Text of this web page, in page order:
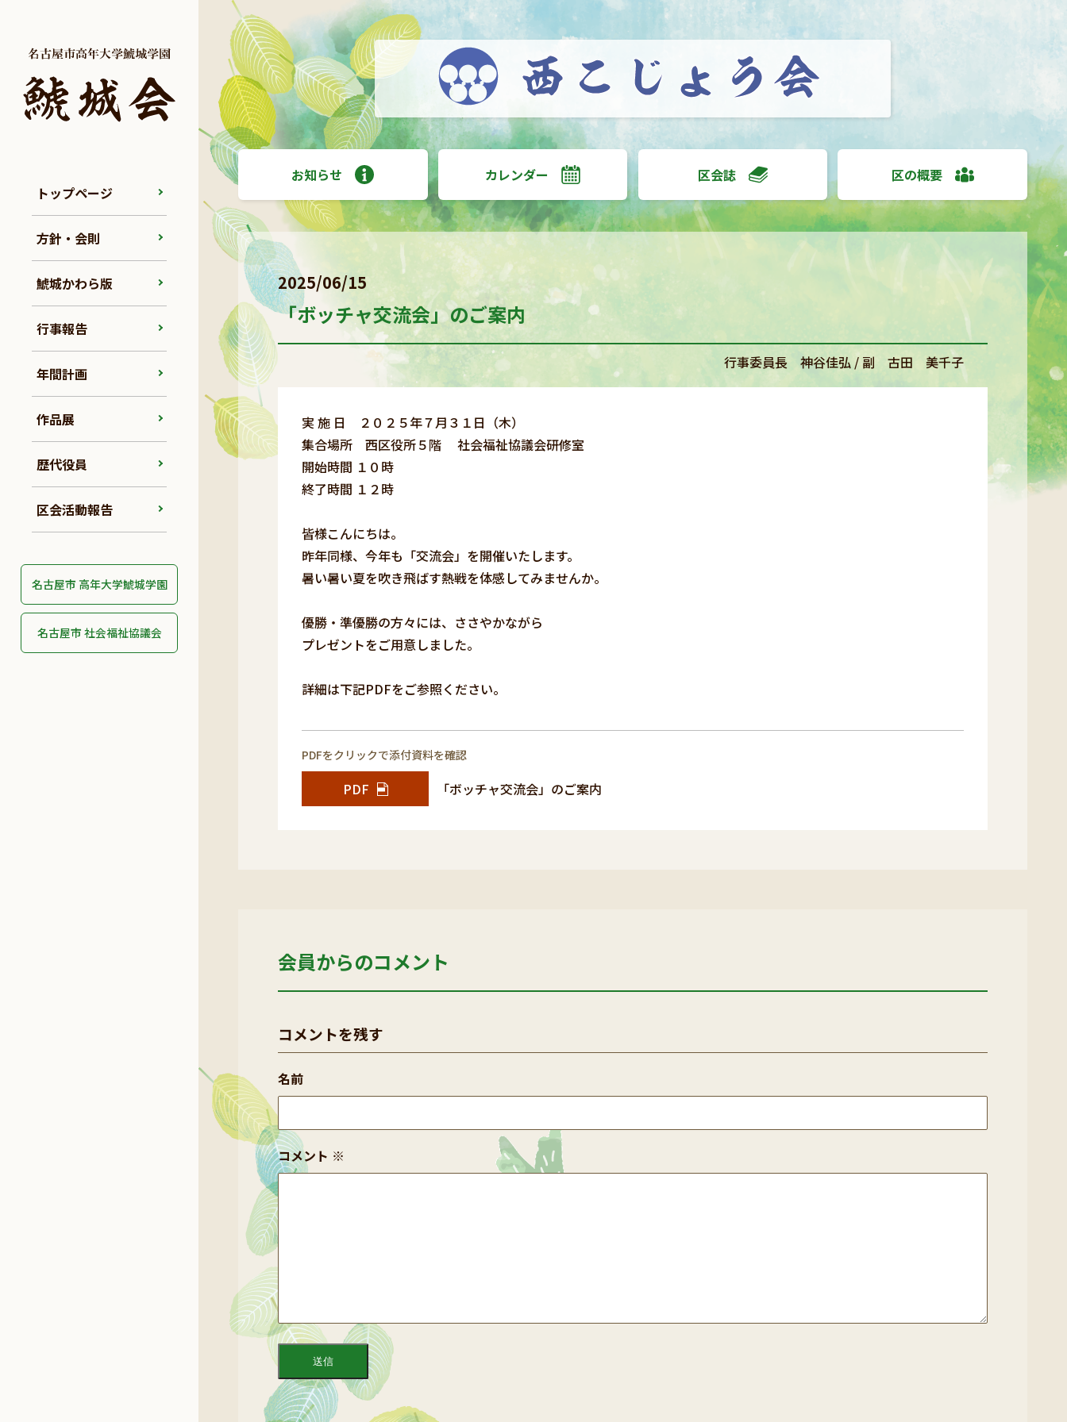
トップページ
方針・会則
鯱城かわら版
行事報告
年間計画
作品展
歴代役員
区会活動報告
名古屋市 高年大学鯱城学園
名古屋市 社会福祉協議会
お知らせ カレンダー 区会誌 区の概要
2025/06/15
「ボッチャ交流会」のご案内
行事委員長 神谷佳弘 / 副 古田 美千子
実 施 日 ２０２５年７月３１日（木）
集合場所 西区役所５階 社会福祉協議会研修室
開始時間 １０時
終了時間 １２時
皆様こんにちは。
昨年同様、今年も「交流会」を開催いたします。
暑い暑い夏を吹き飛ばす熱戦を体感してみませんか。
優勝・準優勝の方々には、ささやかながら
プレゼントをご用意しました。
詳細は下記PDFをご参照ください。
PDFをクリックで添付資料を確認
PDF 「ボッチャ交流会」のご案内
会員からのコメント
コメントを残す
コメント ※
名前